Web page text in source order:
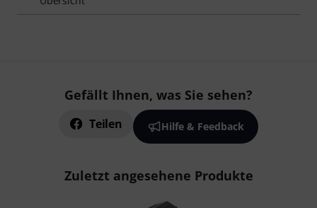
Gefällt Ihnen, was Sie sehen?
Teilen Hilfe & Feedback
Zuletzt angesehene Produkte